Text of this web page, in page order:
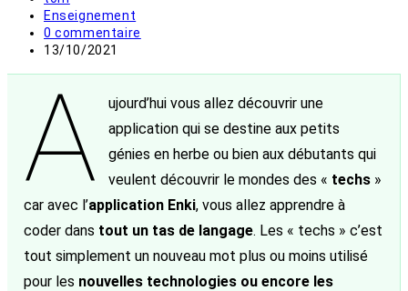
de
la
publication :
Post
category:
Enseignement
Commentaires
de
0 commentaire
Publication
13/10/2021
A
ujourd’hui vous allez découvrir une
application qui se destine aux petits
génies en herbe ou bien aux débutants qui
veulent découvrir le mondes des « techs »
car avec l’application Enki, vous allez apprendre à
coder dans tout un tas de langage. Les « techs » c’est
tout simplement un nouveau mot plus ou moins utilisé
pour les nouvelles technologies ou encore les